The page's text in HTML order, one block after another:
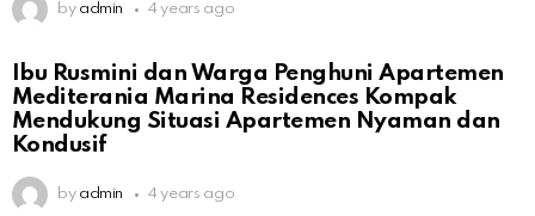
by admin 4 years ago
Ibu Rusmini dan Warga Penghuni Apartemen
Mediterania Marina Residences Kompak
Mendukung Situasi Apartemen Nyaman dan
Kondusif
by admin 4 years ago